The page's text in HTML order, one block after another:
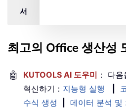
서
최고의 Office 생산성
🤖 KUTOOLS AI 도우미 ： 다
혁신하기： 지능형 실행
수식 생성
데이터 분석 및